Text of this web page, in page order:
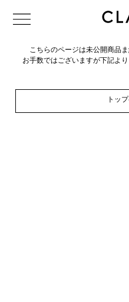
こちらのページは未公開商品
お手数ではございますが下記よ
トッ